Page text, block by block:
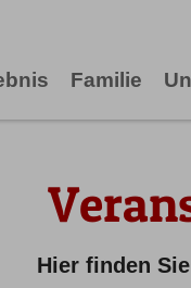
Familie
Hier finden